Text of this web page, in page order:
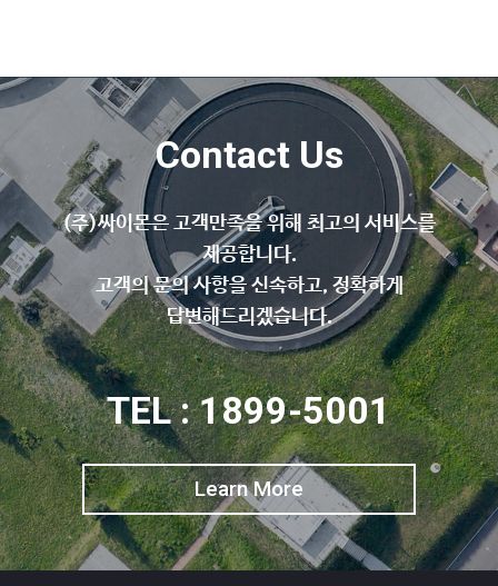
Contact Us
(주)싸이몬은 고객만족을 위해 최고의 서비스를
제공합니다.
고객의 문의 사항을 신속하고, 정확하게
답변해드리겠습니다.
TEL : 1899-5001
Learn More